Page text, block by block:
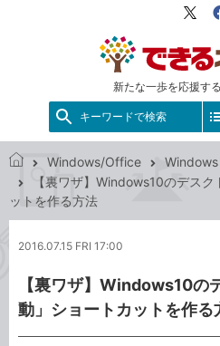
新たな一歩を応援す
X（
キーワードで検索
き
ッ
Windows/Office
Windows
【裏ワザ】Windows10のデス
ットを作る方法
2016.07.15 FRI 17:00
【裏ワザ】Windows10の
動」ショートカットを作る